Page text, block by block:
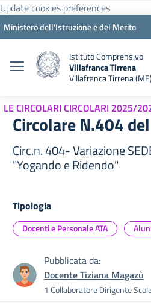
Update cookies preferences
Ministero dell'Istruzione e del Merito
Istituto Comprensivo
Villafranca Tirrena
Villafranca Tirrena (ME)
LE CIRCOLARI CIRCOLARI 2025/
Circolare N.404
Circ.n. 404- Variazione
"Yogando e Ridendo"
Tipologia
Docenti e Personale ATA
Pubblicata da:
Docente Tiziana Magazù
1 Collaboratore Dirigente